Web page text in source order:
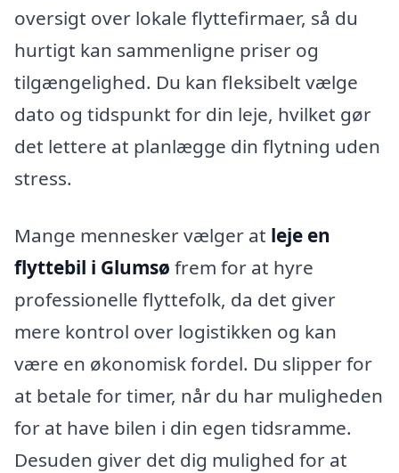
oversigt over lokale flyttefirmaer, så du
hurtigt kan sammenligne priser og
tilgængelighed. Du kan fleksibelt vælge
dato og tidspunkt for din leje, hvilket gør
det lettere at planlægge din flytning uden
stress.
Mange mennesker vælger at leje en
flyttebil i Glumsø frem for at hyre
professionelle flyttefolk, da det giver
mere kontrol over logistikken og kan
være en økonomisk fordel. Du slipper for
at betale for timer, når du har muligheden
for at have bilen i din egen tidsramme.
Desuden giver det dig mulighed for at